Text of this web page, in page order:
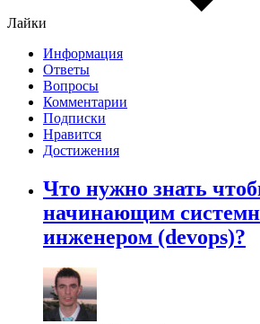
Лайки
Информация
Ответы
Вопросы
Комментарии
Подписки
Нравится
Достижения
Что нужно знать
начинающим
инженером (devops)?